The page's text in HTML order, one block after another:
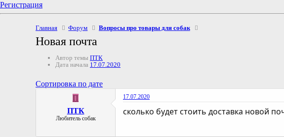
Регистрация
Главная Форум Вопросы про товары для собак
Новая почта
Автор темы ПТК
Дата начала 17.07.2020
Сортировка по дате
П
ПТК
Любитель собак
17.07.2020
сколько будет стоить доставка новой